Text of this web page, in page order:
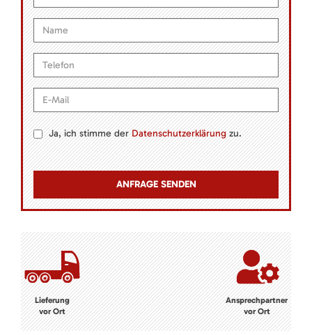
Ja, ich stimme derDatenschutzerklärungzu.
Lieferung
vor Ort
Ansprechpartner
vor Ort